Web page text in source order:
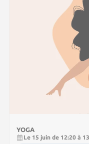
YOGA
Le 15 juin de 12:20 à